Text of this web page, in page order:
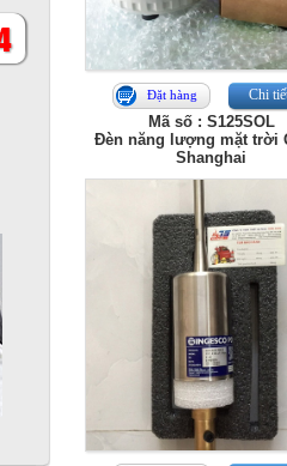
Đặt hàng Chi
Mã số : S125SOL
Đèn năng lượng mặt trời
Shanghai